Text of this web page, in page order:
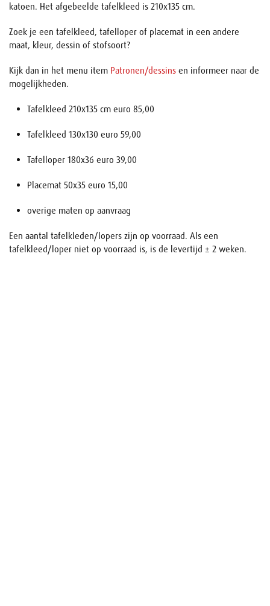
katoen. Het afgebeelde tafelkleed is 210x135 cm.
Zoek je een tafelkleed, tafelloper of placemat in een andere
maat, kleur, dessin of stofsoort?
Kijk dan in het menu item Patronen/dessins en informeer naar de
mogelijkheden.
Tafelkleed 210x135 cm euro 85,00
Tafelkleed 130x130 euro 59,00
Tafelloper 180x36 euro 39,00
Placemat 50x35 euro 15,00
overige maten op aanvraag
Een aantal tafelkleden/lopers zijn op voorraad. Als een
tafelkleed/loper niet op voorraad is, is de levertijd ± 2 weken.